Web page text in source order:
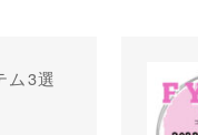
ム3選